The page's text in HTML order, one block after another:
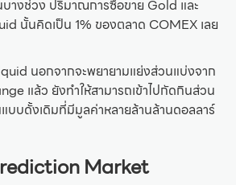
บางช่วง ปริมาณการซื้อขาย Gold และ
นั้นคิดเป็น 1% ของตลาด COMEX เลย
นอกจากจะพยายามแย่งส่วนแบ่งจาก
แล้ว ยังทำให้สามารถเข้าไปกัดกินส่วน
บบดั้งเดิมที่มีมูลค่าหลายล้านล้านดอลลาร์
Market